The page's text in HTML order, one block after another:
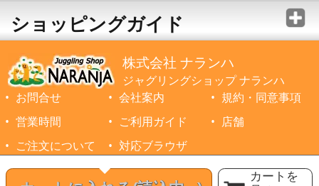
カートを
ショッピングガイド
株式会社 ナランハ
ジャグリングショップ ナランハ
お問合せ
会社案内
規約・同意事項
営業時間
ご利用ガイド
店舗
ご注文について
対応ブラウザ
©1999-2026 NARANJA Inc. All Rights Reserved.